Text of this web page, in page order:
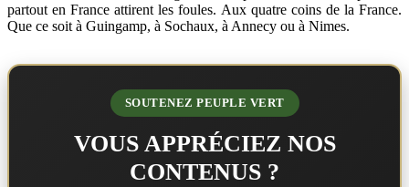
partout en France attirent les foules. Aux quatre coins de la France.
Que ce soit à Guingamp, à Sochaux, à Annecy ou à Nimes.
SOUTENEZ PEUPLE VERT
VOUS APPRÉCIEZ NOS
CONTENUS ?